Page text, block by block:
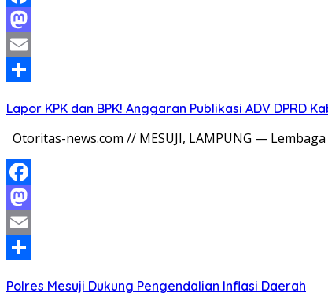
Facebook
Mastodon
Email
Lapor KPK dan BPK! Anggaran Publikasi ADV DPRD
Otoritas-news.com // MESUJI, LAMPUNG —
Facebook
Mastodon
Email
Polres Mesuji Dukung Pengendalian Inflasi Daerah